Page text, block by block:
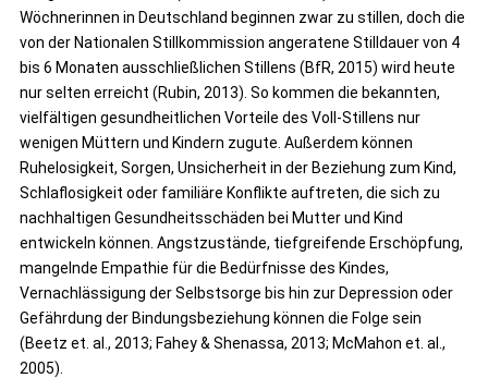
Wöchnerinnen in Deutschland beginnen zwar zu stillen, doch die
von der Nationalen Stillkommission angeratene Stilldauer von 4
bis 6 Monaten ausschließlichen Stillens (BfR, 2015) wird heute
nur selten erreicht (Rubin, 2013). So kommen die bekannten,
vielfältigen gesundheitlichen Vorteile des Voll-Stillens nur
wenigen Müttern und Kindern zugute. Außerdem können
Ruhelosigkeit, Sorgen, Unsicherheit in der Beziehung zum Kind,
Schlaflosigkeit oder familiäre Konflikte auftreten, die sich zu
nachhaltigen Gesundheitsschäden bei Mutter und Kind
entwickeln können. Angstzustände, tiefgreifende Erschöpfung,
mangelnde Empathie für die Bedürfnisse des Kindes,
Vernachlässigung der Selbstsorge bis hin zur Depression oder
Gefährdung der Bindungsbeziehung können die Folge sein
(Beetz et. al., 2013; Fahey & Shenassa, 2013; McMahon et. al.,
2005).